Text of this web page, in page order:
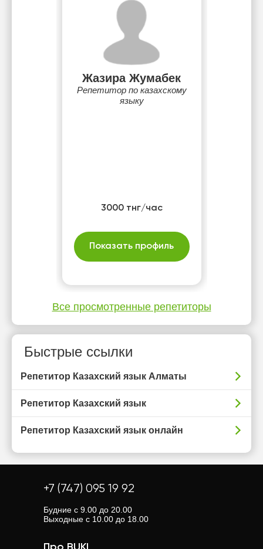
Жазира Жумабек
Репетитор по казахскому
языку
3000 тнг/час
Показать профиль
Все просмотренные репетиторы
Быстрые ссылки
Репетитор Казахский язык Алматы
Репетитор Казахский язык
Репетитор Казахский язык онлайн
+7 (747) 095 19 92
Будние с 9.00 до 20.00
Выходные с 10.00 до 18.00